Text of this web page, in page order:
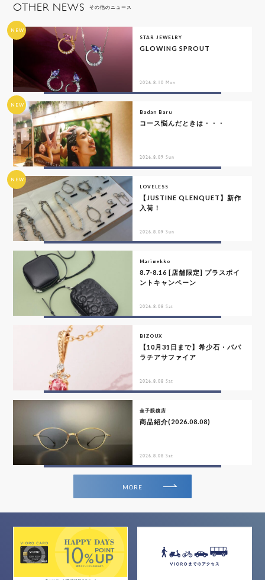
OTHER NEWS その他のニュース
NEW
STAR JEWELRY
GLOWING SPROUT
2026.8.10 Mon
NEW
Badan Baru
コース悩んだときは・・・
2026.8.09 Sun
NEW
LOVELESS
【JUSTINE QLENQUET】新作
入荷！
2026.8.09 Sun
Marimekko
8.7-8.16 [店舗限定] プラスポイ
ントキャンペーン
2026.8.08 Sat
BIZOUX
【10月31日まで】希少石・パパ
ラチアサファイア
2026.8.08 Sat
金子眼鏡店
商品紹介(2026.08.08)
2026.8.08 Sat
MORE